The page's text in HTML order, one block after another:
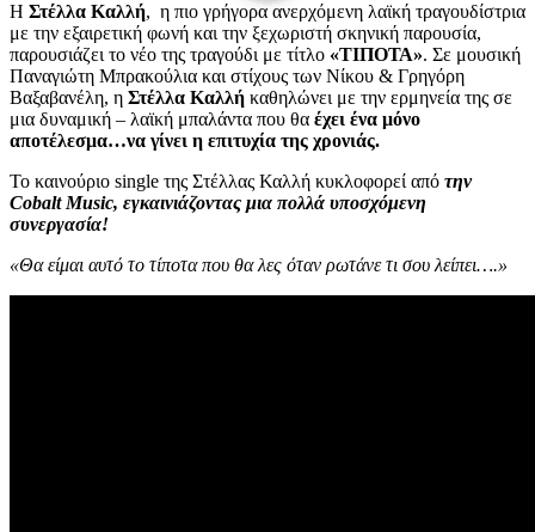
Η Στέλλα Καλλή, η πιο γρήγορα ανερχόμενη λαϊκή τραγουδίστρια
με την εξαιρετική φωνή και την ξεχωριστή σκηνική παρουσία,
παρουσιάζει το νέο της τραγούδι με τίτλο «ΤΙΠΟΤΑ». Σε μουσική
Παναγιώτη Μπρακούλια και στίχους των Νίκου & Γρηγόρη
Βαξαβανέλη, η Στέλλα Καλλή καθηλώνει με την ερμηνεία της σε
μια δυναμική – λαϊκή μπαλάντα που θα έχει ένα μόνο
αποτέλεσμα…να γίνει η επιτυχία της χρονιάς.
Το καινούριο single της Στέλλας Καλλή κυκλοφορεί από την
Cobalt Music, εγκαινιάζοντας μια πολλά υποσχόμενη
συνεργασία!
«Θα είμαι αυτό το τίποτα που θα λες όταν ρωτάνε τι σου λείπει….»